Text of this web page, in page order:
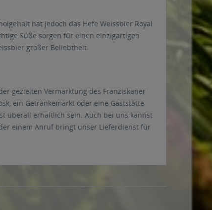
hat jedoch das Hefe Weissbier Royal
Süße sorgen für einen einzigartigen
großer Beliebtheit.
gezielten Vermarktung des Franziskaner
ein Getränkemarkt oder eine Gaststätte
überall erhältlich sein. Auch bei uns kannst
einem Anruf bringt unser Lieferdienst für